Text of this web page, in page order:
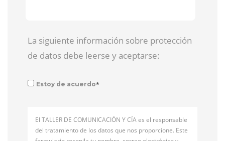
La siguiente información sobre protección
de datos debe leerse y aceptarse:
Estoy de acuerdo*
El TALLER DE COMUNICACIÓN Y CÍA es el responsable
del tratamiento de los datos que nos proporcione. Este